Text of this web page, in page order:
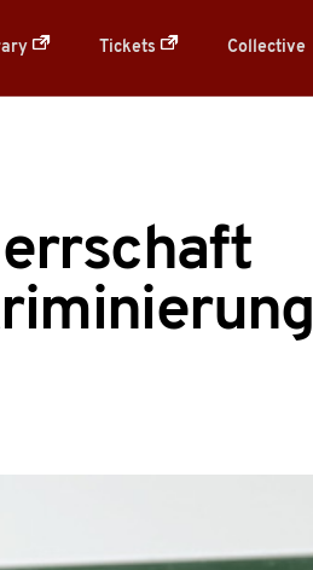
Tickets Collective